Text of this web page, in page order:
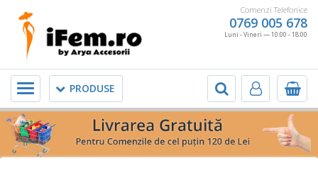
Comenzi Telefonice
0769 005 678
Luni - Vineri — 10:00 - 18:00
PRODUSE
Meniu